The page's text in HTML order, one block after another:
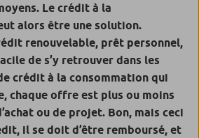
Le crédit à la
alors être une solution.
renouvelable, prêt personnel,
de s’y retrouver dans les
crédit à la consommation qui
chaque offre est plus ou moins
ou de projet. Bon, mais ceci
il se doit d’être remboursé, et